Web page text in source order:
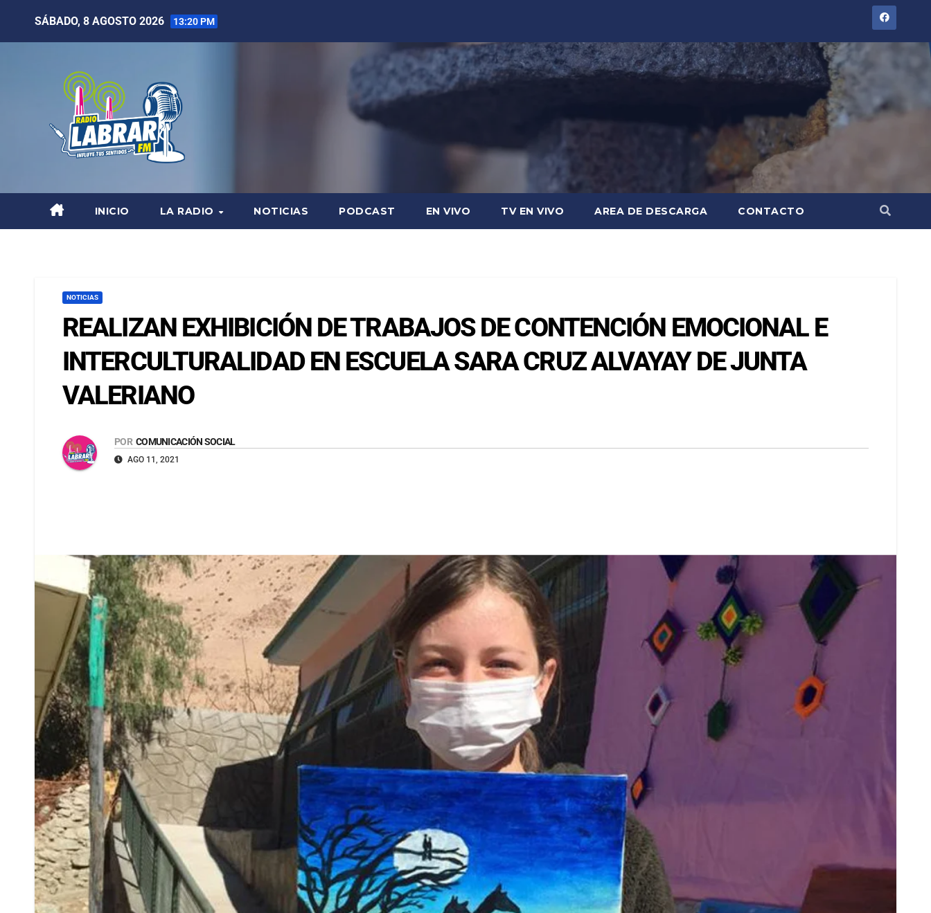
SÁBADO, 8 AGOSTO 2026 13:20 PM
INICIO LA RADIO NOTICIAS PODCAST EN VIVO TV EN VIVO AREA DE DESCARGA CONTACTO
NOTICIAS
REALIZAN EXHIBICIÓN DE TRABAJOS DE CONTENCIÓN EMOCIONAL E
INTERCULTURALIDAD EN ESCUELA SARA CRUZ ALVAYAY DE JUNTA
VALERIANO
POR COMUNICACIÓN SOCIAL
AGO 11, 2021